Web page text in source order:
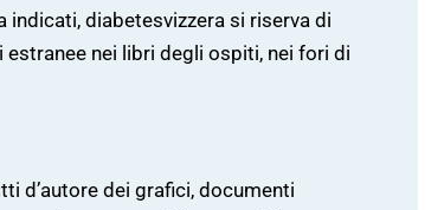
diabetesvizzera si riserva di
nei libri degli ospiti, nei fori di
d’autore dei grafici, documenti